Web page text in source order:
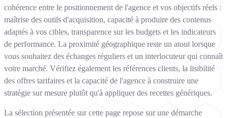
cohérence entre le positionnement de l'agence et vos objectifs réels :
maîtrise des outils d'acquisition, capacité à produire des contenus
adaptés à vos cibles, transparence sur les budgets et les indicateurs
de performance. La proximité géographique reste un atout lorsque
vous souhaitez des échanges réguliers et un interlocuteur qui connaît
votre marché. Vérifiez également les références clients, la lisibilité
des offres tarifaires et la capacité de l'agence à construire une
stratégie sur mesure plutôt qu'à appliquer des recettes génériques.
La sélection présentée sur cette page repose sur une démarche